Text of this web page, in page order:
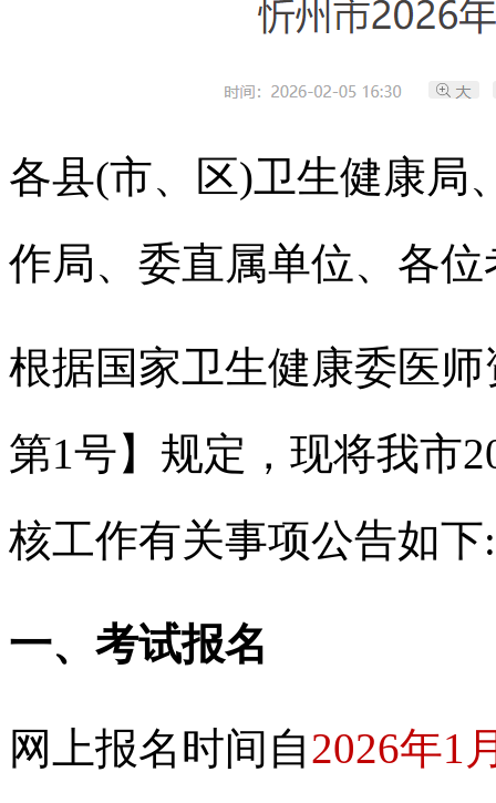
各县(市、区)卫生健康局
作局、委直属单位、各位
根据国家卫生健康委医
第1号】规定，现将我市
核工作有关事项公告如下:
一、考试报名
网上报名时间自2026年1